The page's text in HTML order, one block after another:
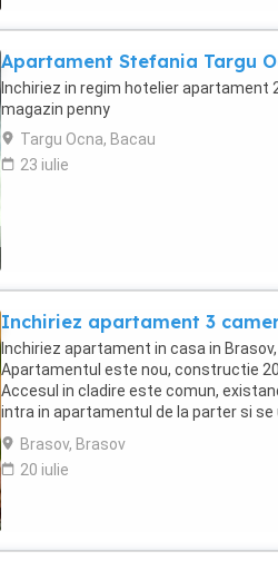
Apartament Stefania Targu
Inchiriez in regim hotelier apartament
magazin penny
Targu Ocna, Bacau
23 iulie
Inchiriez apartament 3
Inchiriez apartament in casa in
Apartamentul este nou, constructie
Accesul in cladire este comun,
intra in apartamentul de la parter si se
compus din living ...
Brasov, Brasov
20 iulie